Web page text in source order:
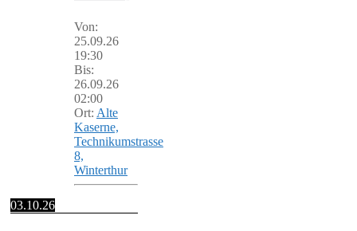
Von:
25.09.26
19:30
Bis:
26.09.26
02:00
Ort: Alte
Kaserne,
Technikumstrasse
8,
Winterthur
03.10.26